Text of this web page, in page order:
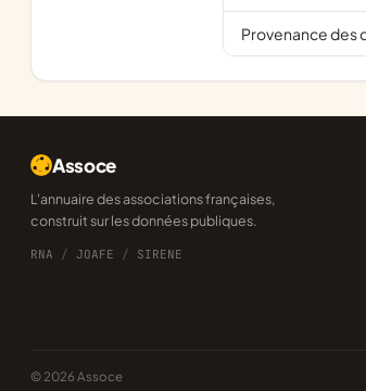
Provenance des
Assoce
L'annuaire des associations françaises,
construit sur les données publiques.
RNA / JOAFE / SIRENE
© 2026 Assoce